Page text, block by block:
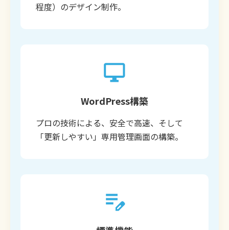
程度）のデザイン制作。
WordPress構築
プロの技術による、安全で高速、そして
「更新しやすい」専用管理画面の構築。